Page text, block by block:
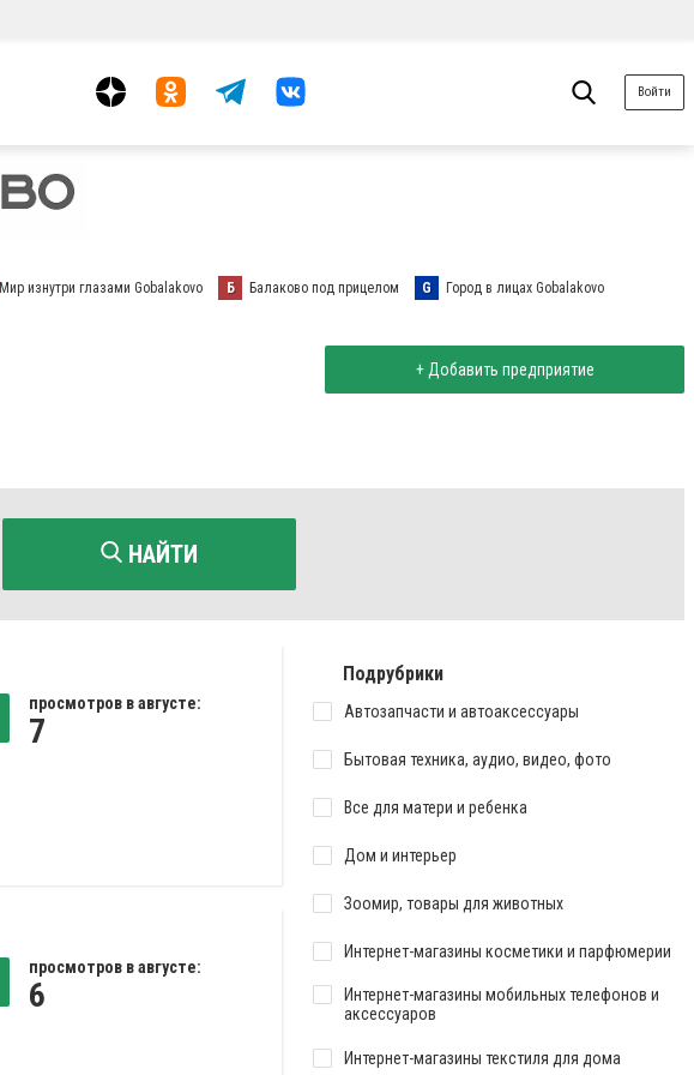
Войти
Мир изнутри глазами Gobalakovo Б Балаково под прицелом G Город в лицах Gobalakovo
+ Добавить предприятие
НАЙТИ
просмотров в августе:
7
просмотров в августе:
6
Подрубрики
Автозапчасти и автоаксессуары
Бытовая техника, аудио, видео, фото
Все для матери и ребенка
Дом и интерьер
Зоомир, товары для животных
Интернет-магазины косметики и парфюмерии
Интернет-магазины мобильных телефонов и
аксессуаров
Интернет-магазины текстиля для дома